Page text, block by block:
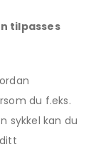
tilpasses
du f.eks.
sykkel kan du